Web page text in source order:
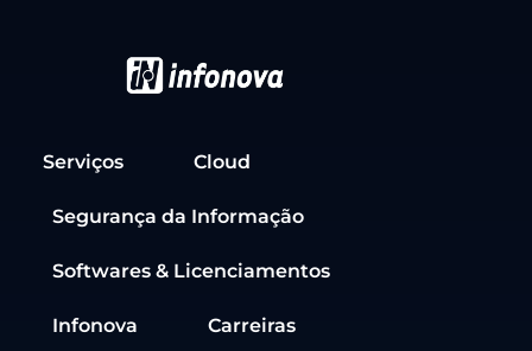
Serviços Cloud
Segurança da Informação
Softwares & Licenciamentos
Infonova Carreiras